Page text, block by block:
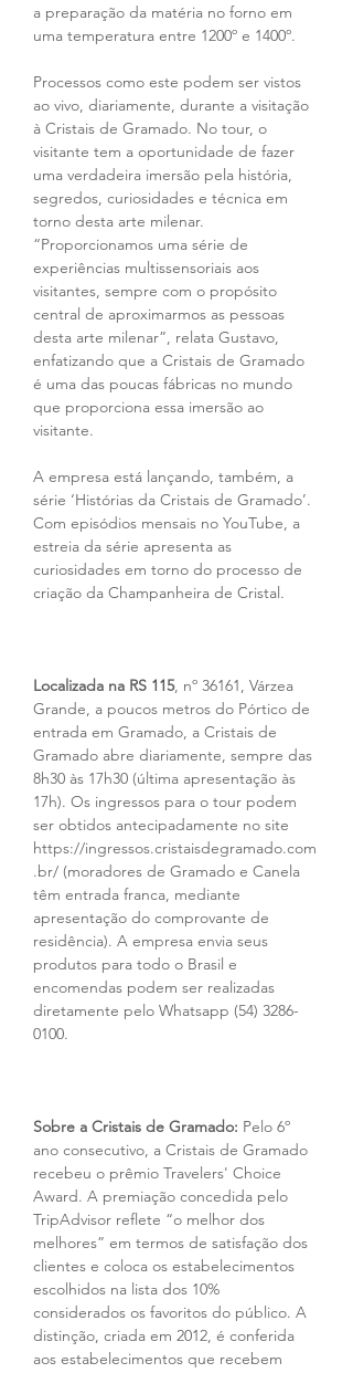
a preparação da matéria no forno em
uma temperatura entre 1200º e 1400º.
Processos como este podem ser vistos
ao vivo, diariamente, durante a visitação
à Cristais de Gramado. No tour, o
visitante tem a oportunidade de fazer
uma verdadeira imersão pela história,
segredos, curiosidades e técnica em
torno desta arte milenar.
“Proporcionamos uma série de
experiências multissensoriais aos
visitantes, sempre com o propósito
central de aproximarmos as pessoas
desta arte milenar”, relata Gustavo,
enfatizando que a Cristais de Gramado
é uma das poucas fábricas no mundo
que proporciona essa imersão ao
visitante.
A empresa está lançando, também, a
série ‘Histórias da Cristais de Gramado’.
Com episódios mensais no YouTube, a
estreia da série apresenta as
curiosidades em torno do processo de
criação da Champanheira de Cristal.
Localizada na RS 115, nº 36161, Várzea
Grande, a poucos metros do Pórtico de
entrada em Gramado, a Cristais de
Gramado abre diariamente, sempre das
8h30 às 17h30 (última apresentação às
17h). Os ingressos para o tour podem
ser obtidos antecipadamente no site
https://ingressos.cristaisdegramado.com
.br/ (moradores de Gramado e Canela
têm entrada franca, mediante
apresentação do comprovante de
residência). A empresa envia seus
produtos para todo o Brasil e
encomendas podem ser realizadas
diretamente pelo Whatsapp (54) 3286-
0100.
Sobre a Cristais de Gramado: Pelo 6º
ano consecutivo, a Cristais de Gramado
recebeu o prêmio Travelers' Choice
Award. A premiação concedida pelo
TripAdvisor reflete “o melhor dos
melhores” em termos de satisfação dos
clientes e coloca os estabelecimentos
escolhidos na lista dos 10%
considerados os favoritos do público. A
distinção, criada em 2012, é conferida
aos estabelecimentos que recebem